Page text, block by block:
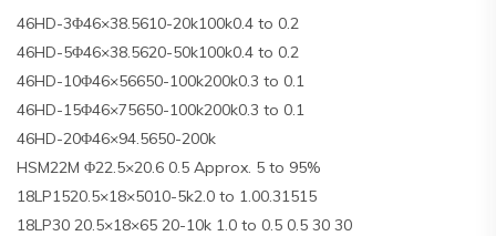
46HD-3Φ46×38.5610-20k100k0.4 to 0.2
46HD-5Φ46×38.5620-50k100k0.4 to 0.2
46HD-10Φ46×56650-100k200k0.3 to 0.1
46HD-15Φ46×75650-100k200k0.3 to 0.1
46HD-20Φ46×94.5650-200k
HSM22M Φ22.5×20.6 0.5 Approx. 5 to 95%
18LP1520.5×18×5010-5k2.0 to 1.00.31515
18LP30 20.5×18×65 20-10k 1.0 to 0.5 0.5 30 30